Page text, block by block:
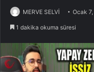
MERVE SELVİ Ocak
1 dakika okuma süresi